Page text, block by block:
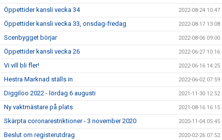
Öppettider kansli vecka 34 2022-08-24 10:47
Öppettider kansli vecka 33, onsdag-fredag 2022-08-17 13:08
Scenbygget börjar 2022-08-06 09:00
Öppettider kansli vecka 26 2022-06-27 10:16
Vi vill bli fler! 2022-06-16 14:25
Hestra Marknad ställs in 2022-06-02 07:59
Diggiloo 2022 - lördag 6 augusti 2021-11-30 12:52
Ny vaktmästare på plats 2021-08-16 16:15
Skärpta coronarestriktioner - 3 november 2020 2020-11-04 05:45
Beslut om registerutdrag 2020-02-26 07:52